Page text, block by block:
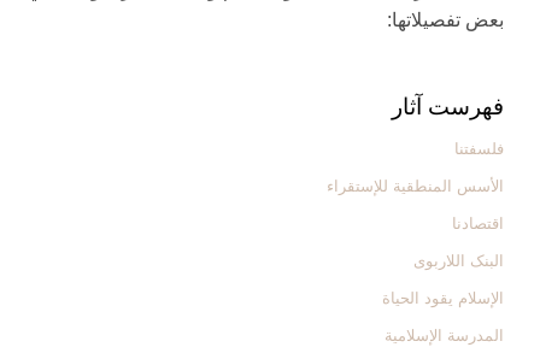
بعض تفصيلاتها:
فهرست آثار
فلسفتنا
الأسس المنطقیة للإستقراء
اقتصادنا
البنک اللاربوی
الإسلام یقود الحیاة
المدرسة الإسلامیة